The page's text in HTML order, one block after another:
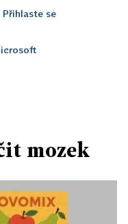
Přihlaste se
mozek